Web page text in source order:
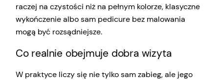
raczej na czystości niż na pełnym kolorze, klasyczne
wykończenie albo sam pedicure bez malowania
mogą być rozsądniejsze.
Co realnie obejmuje dobra wizyta
W praktyce liczy się nie tylko sam zabieg, ale jego